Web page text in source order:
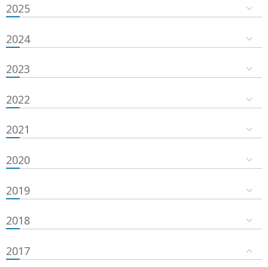
2025
2024
2023
2022
2021
2020
2019
2018
2017